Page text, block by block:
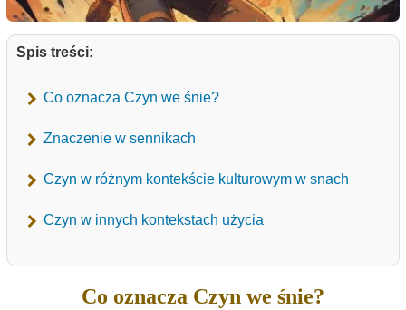
Spis treści:
Co oznacza Czyn we śnie?
Znaczenie w sennikach
Czyn w różnym kontekście kulturowym w snach
Czyn w innych kontekstach użycia
Co oznacza Czyn we śnie?